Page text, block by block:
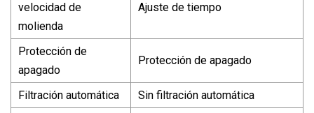
velocidad de
molienda
Ajuste de tiempo
Protección de
apagado
Protección de apagado
Filtración automática
Sin filtración automática